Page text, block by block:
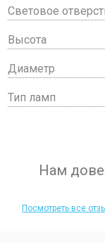
Световое
Высота
Диаметр
Тип ламп
Нам
Посмотреть все